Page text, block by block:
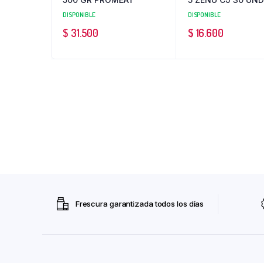
DISPONIBLE
$ 31.500
DISPONIBLE
$ 16.600
Frescura garantizada todos los días